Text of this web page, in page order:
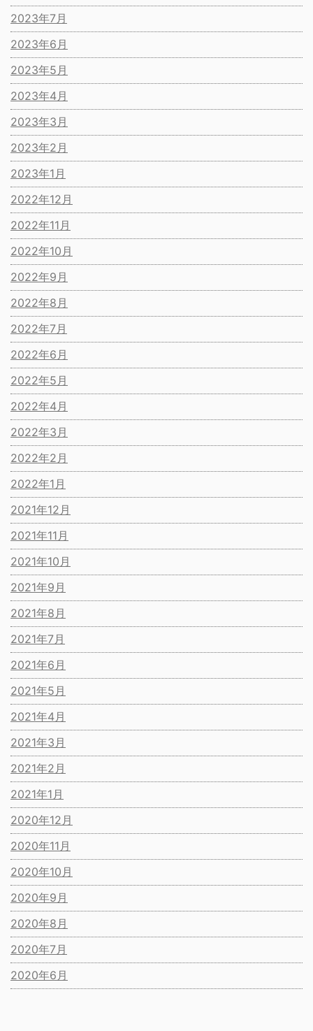
2023年7月
2023年6月
2023年5月
2023年4月
2023年3月
2023年2月
2023年1月
2022年12月
2022年11月
2022年10月
2022年9月
2022年8月
2022年7月
2022年6月
2022年5月
2022年4月
2022年3月
2022年2月
2022年1月
2021年12月
2021年11月
2021年10月
2021年9月
2021年8月
2021年7月
2021年6月
2021年5月
2021年4月
2021年3月
2021年2月
2021年1月
2020年12月
2020年11月
2020年10月
2020年9月
2020年8月
2020年7月
2020年6月